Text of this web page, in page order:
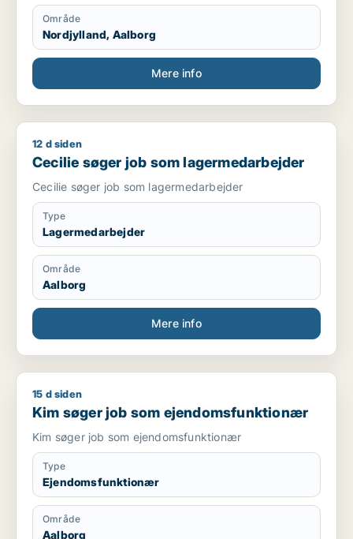
Område
Nordjylland, Aalborg
Mere info
Cecilie søger job som lagermedarbejder
12 d siden
Cecilie søger job som lagermedarbejder
Cecilie søger job som lagermedarbejder
Type
Lagermedarbejder
Område
Aalborg
Mere info
Kim søger job som ejendomsfunktionær
15 d siden
Kim søger job som ejendomsfunktionær
Kim søger job som ejendomsfunktionær
Type
Ejendomsfunktionær
Område
Aalborg